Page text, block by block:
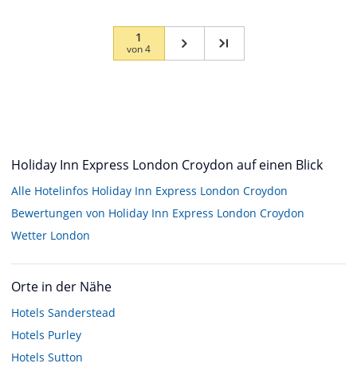
1
von4
Holiday Inn Express London Croydon auf einen Blick
Alle Hotelinfos Holiday Inn Express London Croydon
Bewertungen von Holiday Inn Express London Croydon
Wetter London
Orte in der Nähe
Hotels Sanderstead
Hotels Purley
Hotels Sutton